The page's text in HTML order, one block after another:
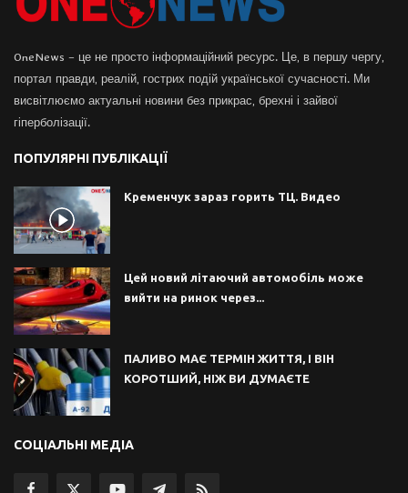
OneNews – це не просто інформаційний ресурс. Це, в першу чергу,
портал правди, реалій, гострих подій української сучасності. Ми
висвітлюємо актуальні новини без прикрас, брехні і зайвої
гіперболізації.
ПОПУЛЯРНІ ПУБЛІКАЦІЇ
Кременчук зараз горить ТЦ. Видео
Цей новий літаючий автомобіль може
вийти на ринок через...
ПАЛИВО МАЄ ТЕРМІН ЖИТТЯ, І ВІН
КОРОТШИЙ, НІЖ ВИ ДУМАЄТЕ
СОЦІАЛЬНІ МЕДІА